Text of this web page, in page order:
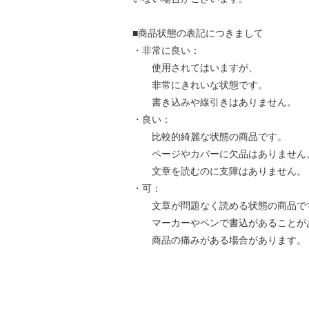
■商品状態の表記につきまして
・非常に良い：
使用されてはいますが、
非常にきれいな状態です。
書き込みや線引きはありません。
・良い：
比較的綺麗な状態の商品です。
ページやカバーに欠品はありません
文章を読むのに支障はありません。
・可：
文章が問題なく読める状態の商品で
マーカーやペンで書込があることが
商品の痛みがある場合があります。